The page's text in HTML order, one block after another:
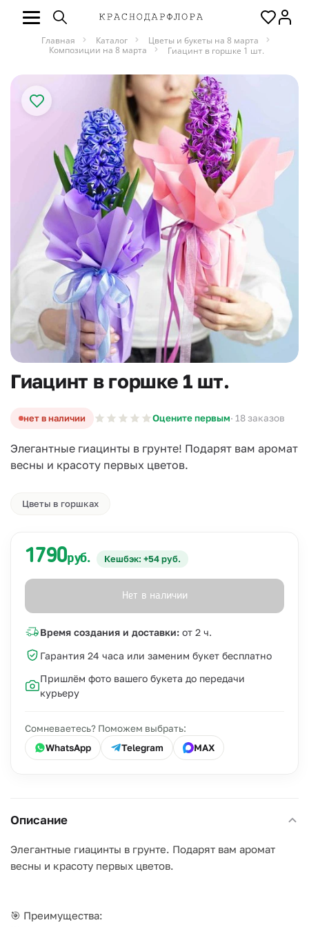
Главная Каталог
Цветы и букеты на 8 марта
Композиции на 8 марта
Гиацинт в горшке 1 шт.
Гиацинт в горшке 1 шт.
нет в наличии Оцените первым· 18 заказов
Элегантные гиацинты в грунте! Подарят вам аромат
весны и красоту первых цветов.
Цветы в горшках
1790руб. Кешбэк: +54 руб.
Нет в наличии
Время создания и доставки: от 2 ч.
Гарантия 24 часа или заменим букет бесплатно
Пришлём фото вашего букета до передачи
курьеру
Сомневаетесь? Поможем выбрать:
WhatsApp
Telegram MAX
Описание
Элегантные гиацинты в грунте. Подарят вам аромат
весны и красоту первых цветов.
🎯 Преимущества: